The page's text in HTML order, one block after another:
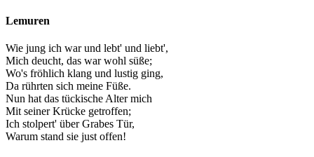
Lemuren
Wie jung ich war und lebt' und liebt',
Mich deucht, das war wohl süße;
Wo's fröhlich klang und lustig ging,
Da rührten sich meine Füße.
Nun hat das tückische Alter mich
Mit seiner Krücke getroffen;
Ich stolpert' über Grabes Tür,
Warum stand sie just offen!